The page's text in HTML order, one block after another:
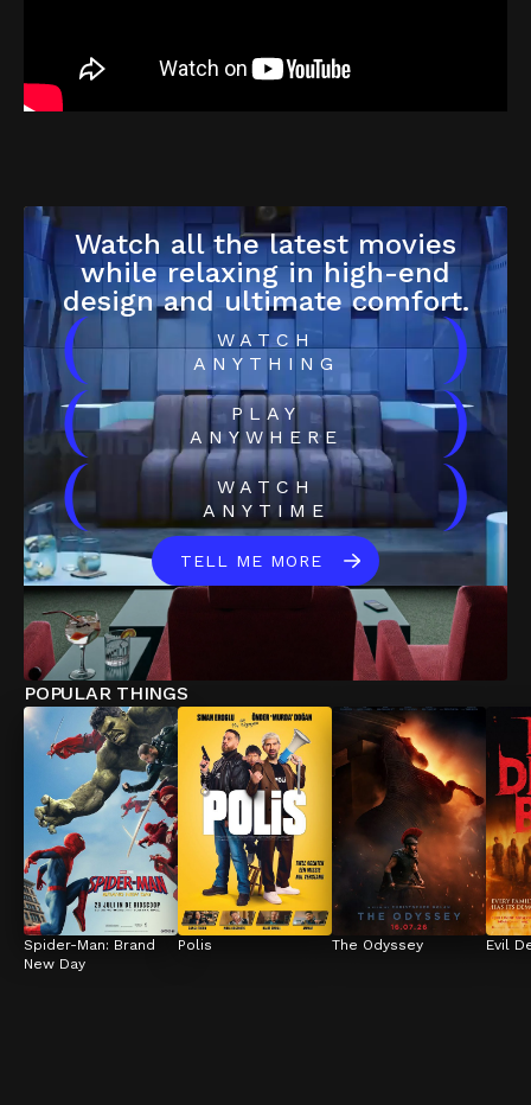
Watch all the latest movies
while relaxing in high-end
design and ultimate comfort.
(
WATCH
ANYTHING
)
(
PLAY
ANYWHERE
)
(
WATCH
ANYTIME
)
TELL ME MORE
POPULAR THINGS
Spider-Man: Brand
New Day
Polis The Odyssey Evil